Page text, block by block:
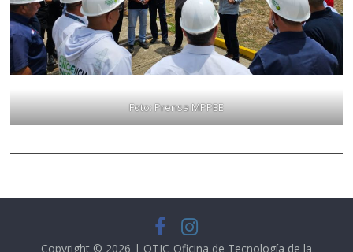
Foto: Prensa MPPEE
Copyright © 2026 | OTIC-Oficina de Tecnología de la